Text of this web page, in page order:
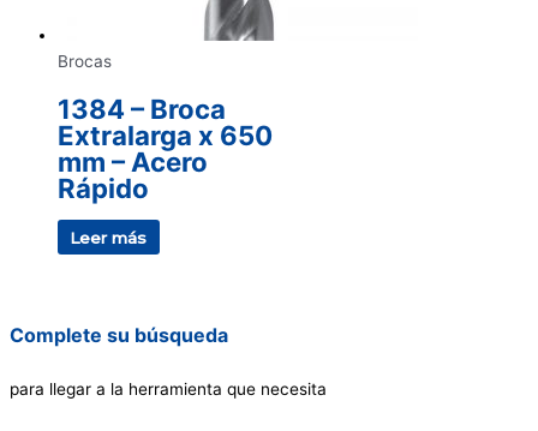
Brocas
1384 – Broca
Extralarga x 650
mm – Acero
Rápido
Leer más
Complete su búsqueda
para llegar a la herramienta que necesita